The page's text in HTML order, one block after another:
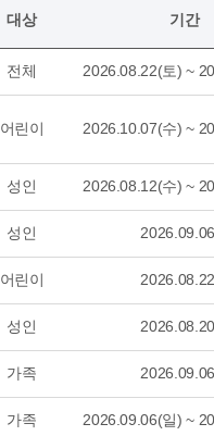
대상 기간
전체 2026.08.22(토) ~
어린이 2026.10.07(수) ~
성인 2026.08.12(수) ~
성인
어린이
성인
가족
가족 2026.09.06(일) ~